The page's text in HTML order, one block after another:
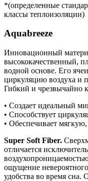
*(определенные
классы теплоизоляции)
Aquabreeze
Инновационный
высококачественный,
водной основе. Его
циркуляцию воздуха и
Гибкий и чрезвычайно
• Создает идеальный
• Способствует
• Обеспечивает
Super Soft Fiber.
отличается
ощущение
удобства во время сна.